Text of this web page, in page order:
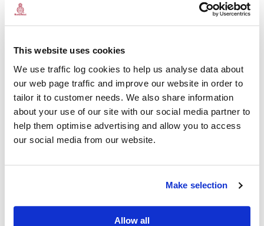
This website uses cookies
We use traffic log cookies to help us analyse data about
our web page traffic and improve our website in order to
tailor it to customer needs. We also share information
about your use of our site with our social media partner to
help them optimise advertising and allow you to access
our social media from our website.
Make selection
Allow all
maßgeschneiderte Inhalte direkt auf ihren Tablets
Ein Beispiel für innovative Lösungen ist die Entwicklung
Tablet-Nutzern zugeschnitten sind. Hierbei spielt dieCanpartyhome
APK Download für Tablet
eine zentrale Rolle, indem sie eine
optimierte Plattform für den Zugriff auf vielfältige Streaming- und
Unterhaltungsangebote bieten. Solche APKs sind besonders
sind oder Zugang zu besonderen Features suchen.
Schlussbetrachtung
Die Integration technischer Innovationen in Streaming-Apps
insbesondere auf Tablets, die heute mehr sind als nur reine
gestalten. In diesem Kontext gewinnen Anwendungen, die mit